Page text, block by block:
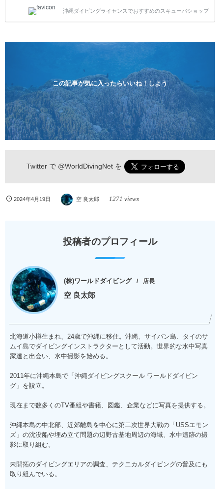
1人様から気軽にご参加ください。 全てのコースで高
画質の記念撮影&水中撮影付きです。初心者の方やダ
ンペーン！！￥16800 ￥11800(税込) 器材 / 送迎 / 保
険 / 全て込み ダイビングがはじめての方や初心者でも
気軽に体験できる半日のコース。沖縄本島のビーチか
らのんびりダイビングを楽しめます...
沖縄ダイビングライセンスでおすすめのスキューバショップ
この記事が気に入ったらいいね！しよう
Twitter で @WorldDivingNetを
2024年4月19日 空 良太郎 1271 views
投稿者のプロフィール
(株)ワールドダイビング 店長
空 良太郎
北海道小樽生まれ、24歳で沖縄に移住。沖縄、サイパン島、タイのサ
ムイ島でダイビングインストラクターとして活動。世界的な水中写真
家達と出会い、水中撮影を始める。
2011年に沖縄本島で「沖縄ダイビングスクール ワールドダイビン
グ」を設立。
現在まで数多くのTV番組や書籍、図鑑、企業などに写真を提供する。
沖縄本島の中北部、近郊離島を中心に第二次世界大戦の「USSエモン
ズ」の沈没船や埋め立て問題の辺野古基地周辺の海域、水中遺跡の撮
影に取り組む。
未開拓のダイビングエリアの調査、テクニカルダイビングの普及にも
取り組んでいる。